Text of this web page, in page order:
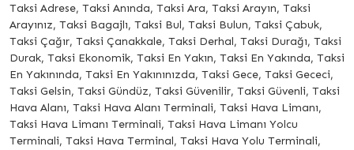
Taksi Adrese, Taksi Anında, Taksi Ara, Taksi Arayın, Taksi
Arayınız, Taksi Bagajlı, Taksi Bul, Taksi Bulun, Taksi Çabuk,
Taksi Çağır, Taksi Çanakkale, Taksi Derhal, Taksi Durağı, Taksi
Durak, Taksi Ekonomik, Taksi En Yakın, Taksi En Yakında, Taksi
En Yakınında, Taksi En Yakınınızda, Taksi Gece, Taksi Gececi,
Taksi Gelsin, Taksi Gündüz, Taksi Güvenilir, Taksi Güvenli, Taksi
Hava Alanı, Taksi Hava Alanı Terminali, Taksi Hava Limanı,
Taksi Hava Limanı Terminali, Taksi Hava Limanı Yolcu
Terminali, Taksi Hava Terminal, Taksi Hava Yolu Terminali,